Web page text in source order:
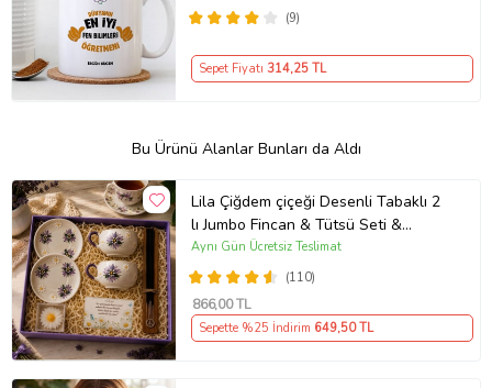
(9)
Sepet Fiyatı 314,25 TL
Bu Ürünü Alanlar Bunları da Aldı
Lila Çiğdem çiçeği Desenli Tabaklı 2
lı Jumbo Fincan & Tütsü Seti &
Papatya Mum &
(110)
Aynı Gün Ücretsiz Teslimat
866,00 TL
Sepette %25 İndirim 649,50 TL